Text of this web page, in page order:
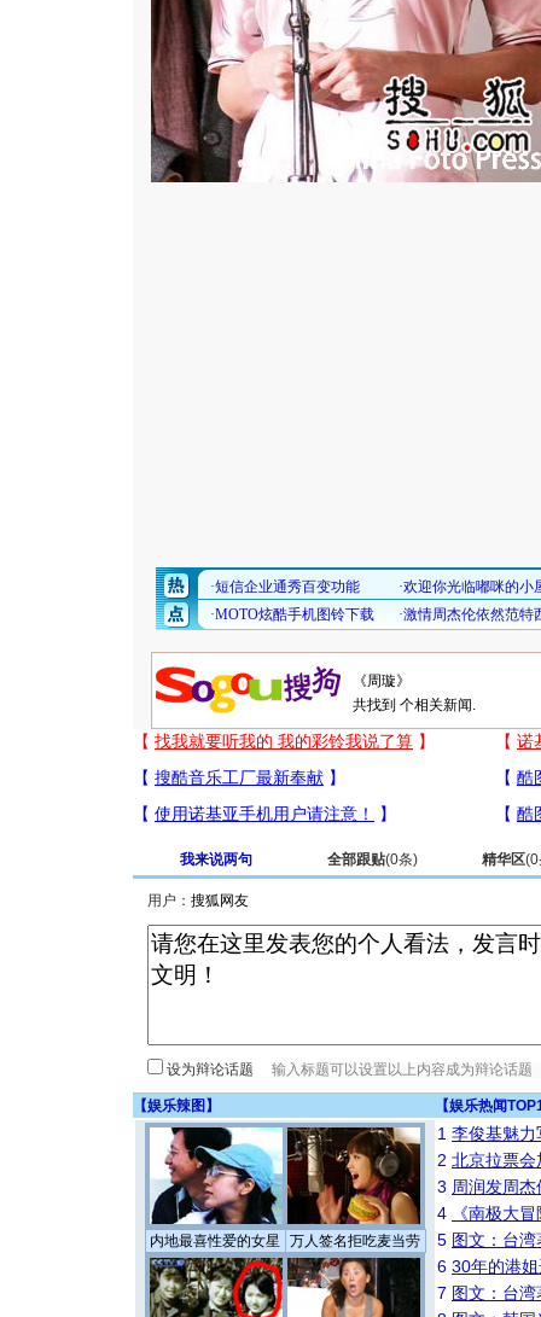
共找到 个相关新闻.
我来说两句 全部跟贴(0条) 精华区(0
用户：
设为辩论话题
【娱乐辣图 】 【娱乐热闻
内地最喜性爱的女星 万人签名拒吃麦当劳
1 李俊基魅力
2 北京拉票
3 周润发周
4
《南极大
5 图文：台
6 30年的港
7 图文：台